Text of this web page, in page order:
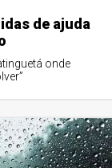
de ajuda
onde